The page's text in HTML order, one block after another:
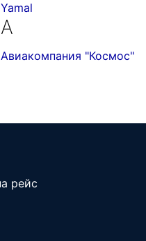
Yamal
А
Авиакомпания "Космос"
рейс